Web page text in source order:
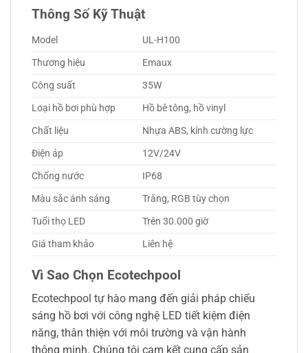
Thông Số Kỹ Thuật
Model
UL-H100
Thương hiệu
Emaux
Công suất
35W
Loại hồ bơi phù hợp
Hồ bê tông, hồ vinyl
Chất liệu
Nhựa ABS, kính cường lực
Điện áp
12V/24V
Chống nước
IP68
Màu sắc ánh sáng
Trắng, RGB tùy chọn
Tuổi thọ LED
Trên 30.000 giờ
Giá tham khảo
Liên hệ
Vì Sao Chọn Ecotechpool
Ecotechpool tự hào mang đến giải pháp chiếu
sáng hồ bơi với công nghệ LED tiết kiệm điện
năng, thân thiện với môi trường và vận hành
thông minh. Chúng tôi cam kết cung cấp sản